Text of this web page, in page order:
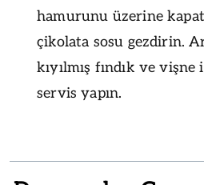
hamurunu üzerine
çikolata sosu gezdirin.
kıyılmış fındık ve
servis yapın.